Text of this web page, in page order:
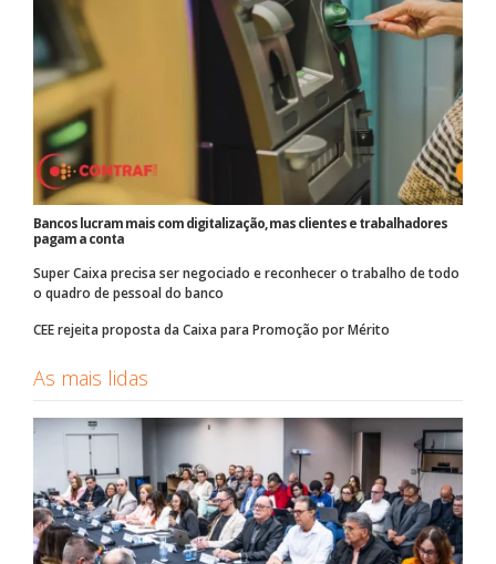
Bancos lucram mais com digitalização, mas clientes e trabalhadores
pagam a conta
Super Caixa precisa ser negociado e reconhecer o trabalho de todo
o quadro de pessoal do banco
CEE rejeita proposta da Caixa para Promoção por Mérito
As mais lidas